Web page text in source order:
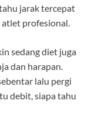
jarak tercepat
atlet profesional.
sedang diet juga
dan harapan.
lalu pergi
debit, siapa tahu